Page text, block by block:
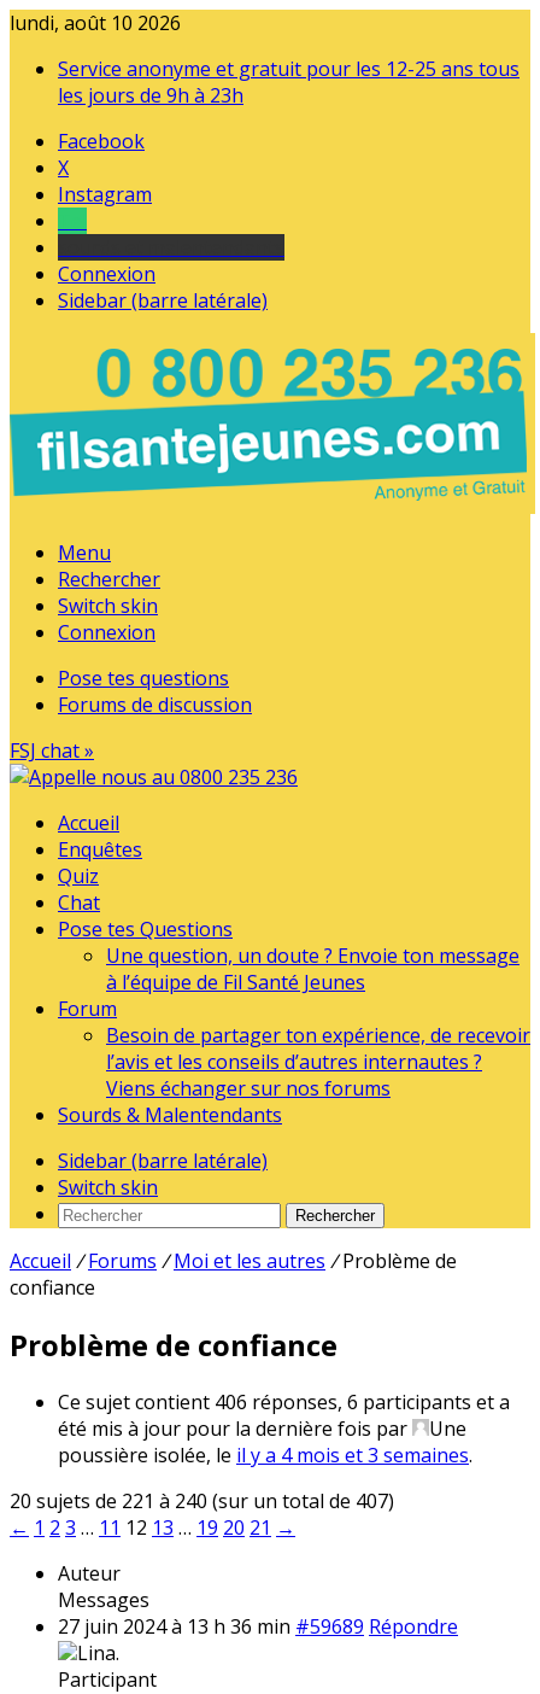
lundi, août 10 2026
Service anonyme et gratuit pour les 12-25 ans tous
les jours de 9h à 23h
Facebook
X
Instagram
Connexion
Sidebar (barre latérale)
Menu
Rechercher
Switch skin
Connexion
Pose tes questions
Forums de discussion
FSJ chat »
Accueil
Enquêtes
Quiz
Chat
Pose tes Questions
Une question, un doute ? Envoie ton message
à l’équipe de Fil Santé Jeunes
Forum
Besoin de partager ton expérience, de recevoir
l’avis et les conseils d’autres internautes ?
Viens échanger sur nos forums
Sourds & Malentendants
Sidebar (barre latérale)
Switch skin
Rechercher
Accueil / Forums / Moi et les autres / Problème de
confiance
Problème de confiance
Ce sujet contient 406 réponses, 6 participants et a
été mis à jour pour la dernière fois par
Une
poussière isolée, le il y a 4 mois et 3 semaines.
20 sujets de 221 à 240 (sur un total de 407)
← 1 2 3 … 11 12 13 … 19 20 21 →
Auteur
Messages
27 juin 2024 à 13 h 36 min #59689 Répondre
Lina.
Participant